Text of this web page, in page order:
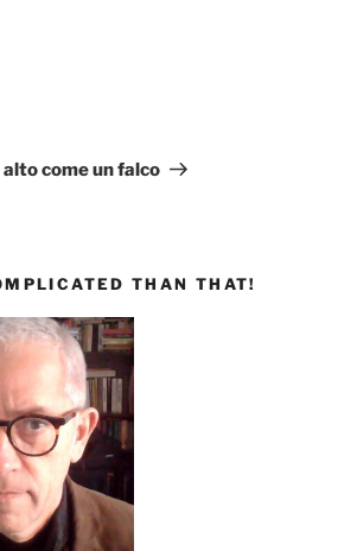
come un falco
THAN THAT!